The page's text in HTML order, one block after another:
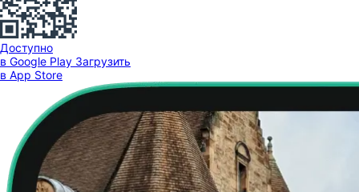
Доступно
в Google Play Загрузить
в App Store